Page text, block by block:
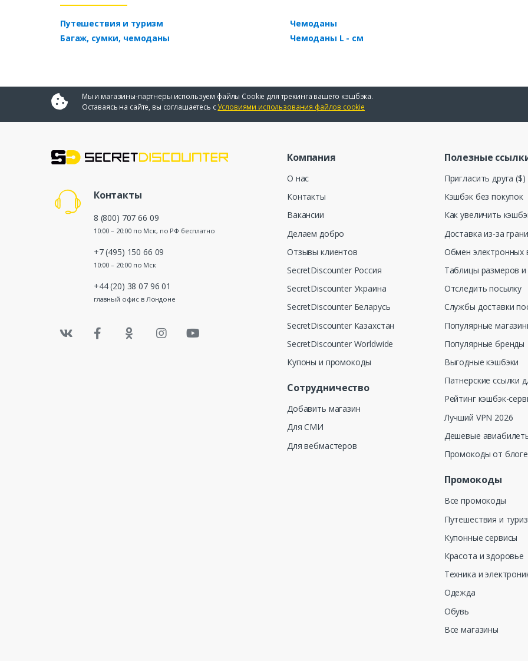
Путешествия и туризм
Багаж, сумки, чемоданы
Чемоданы
Чемоданы L - см
Мы и магазины-партнеры используем файлы Cookie для трекинга вашего кэшбэка.
Оставаясь на сайте, вы соглашаетесь сУсловиями использования файлов cookie
Контакты
8 (800) 707 66 09
10:00 – 20:00 по Мск, по РФ бесплатно
+7 (495) 150 66 09
10:00 – 20:00 по Мск
+44 (20) 38 07 96 01
главный офис в Лондоне
Компания
О нас
Контакты
Вакансии
Делаем добро
Отзывы клиентов
SecretDiscounter Россия
SecretDiscounter Украина
SecretDiscounter Беларусь
SecretDiscounter Казахстан
SecretDiscounter Worldwide
Купоны и промокоды
Сотрудничество
Добавить магазин
Для СМИ
Для вебмастеров
Полезные
Пригласить друга ($)
Кэшбэк без покупок
Как увеличить
Доставка из-за
Обмен электронных
Таблицы размеров и
Отследить посылку
Службы доставки
Популярные
Популярные бренды
Выгодные кэшбэки
Патнерские ссылки
Рейтинг кэшбэк-
Лучший VPN 2026
Дешевые
Промокоды от
Промокоды
Все промокоды
Путешествия и
Купонные сервисы
Красота и здоровье
Техника и
Одежда
Обувь
Все магазины